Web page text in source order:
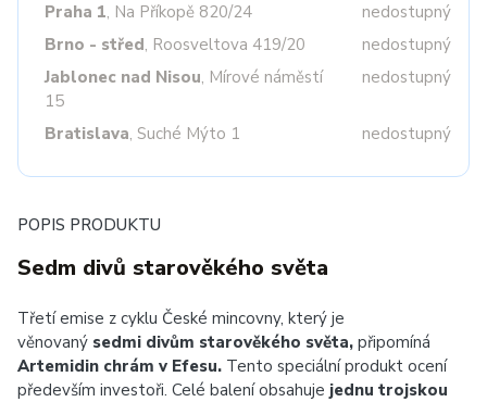
Praha 1, Na Příkopě 820/24
nedostupný
Brno - střed, Roosveltova 419/20
nedostupný
Jablonec nad Nisou, Mírové náměstí
15
nedostupný
Bratislava, Suché Mýto 1 nedostupný
POPIS PRODUKTU
Sedm divů starověkého světa
Třetí emise z cyklu České mincovny, který je
věnovaný sedmi divům starověkého světa, připomíná
Artemidin chrám v Efesu. Tento speciální produkt ocení
především investoři. Celé balení obsahuje jednu trojskou